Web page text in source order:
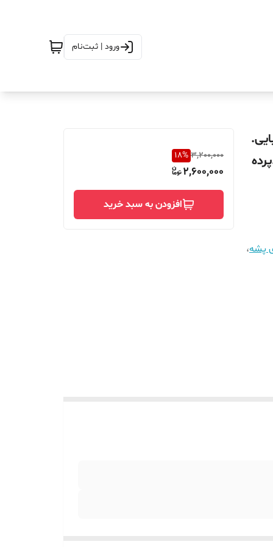
ورود | ثبت‌نام
پشه،
3,200,000
18%
2,600,000
افزودن به سبد خرید